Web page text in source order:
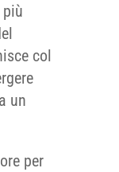
col
un
per